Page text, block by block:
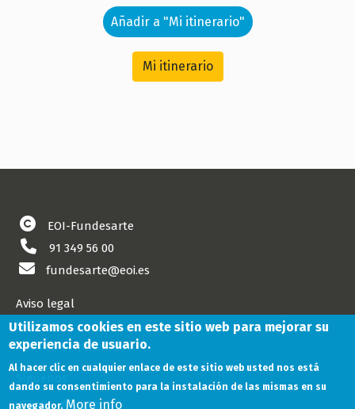
Añadir a "Mi itinerario"
Mi itinerario
EOI-Fundesarte
91 349 56 00
fundesarte@eoi.es
Aviso legal
Cookies
Política de privacidad
Utilizamos cookies en este sitio web para mejorar su
experiencia de usuario.
Al hacer clic en cualquier enlace de este sitio web usted nos está
dando su consentimiento para la instalación de las mismas en su
navegador. More info